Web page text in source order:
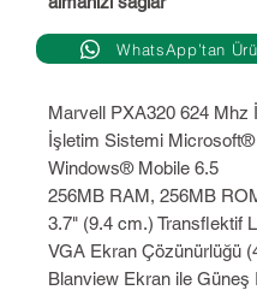
Marvell PXA320 624 Mhz
İşletim Sistemi Microsoft®
Windows® Mobile 6.5
256MB RAM, 256MB
3.7" (9.4 cm.) Transflektif
VGA Ekran Çözünürlüğü
Blanview Ekran ile Güneş
WhatsApp’tan